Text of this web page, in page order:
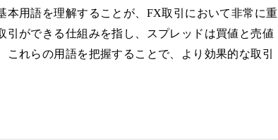
用語を理解することが、FX取引において非常に重
ができる仕組みを指し、スプレッドは買値と売値
れらの用語を把握することで、より効果的な取引